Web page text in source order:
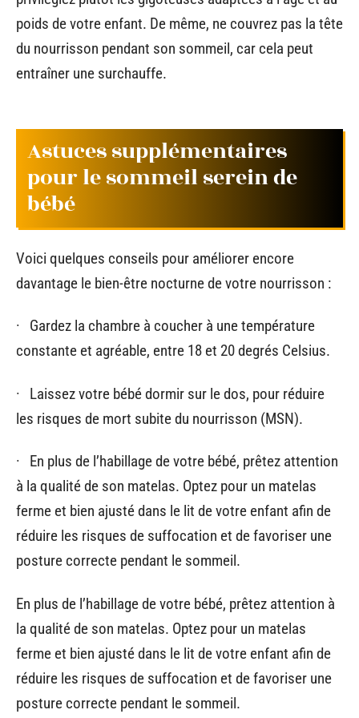
poids de votre enfant. De même, ne couvrez pas la tête
du nourrisson pendant son sommeil, car cela peut
entraîner une surchauffe.
Astuces supplémentaires
pour le sommeil serein de
bébé
Voici quelques conseils pour améliorer encore
davantage le bien-être nocturne de votre nourrisson :
· Gardez la chambre à coucher à une température
constante et agréable, entre 18 et 20 degrés Celsius.
· Laissez votre bébé dormir sur le dos, pour réduire
les risques de mort subite du nourrisson (MSN).
· En plus de l’habillage de votre bébé, prêtez attention
à la qualité de son matelas. Optez pour un matelas
ferme et bien ajusté dans le lit de votre enfant afin de
réduire les risques de suffocation et de favoriser une
posture correcte pendant le sommeil.
En plus de l’habillage de votre bébé, prêtez attention à
la qualité de son matelas. Optez pour un matelas
ferme et bien ajusté dans le lit de votre enfant afin de
réduire les risques de suffocation et de favoriser une
posture correcte pendant le sommeil.